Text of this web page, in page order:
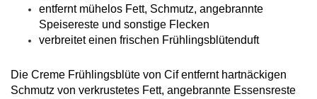
entfernt mühelos Fett, Schmutz, angebrannte
Speisereste und sonstige Flecken
verbreitet einen frischen Frühlingsblütenduft
Die Creme Frühlingsblüte von Cif entfernt hartnäckigen
Schmutz von verkrustetes Fett, angebrannte Essensreste